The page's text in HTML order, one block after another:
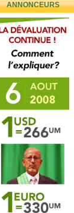
ANNONCEURS